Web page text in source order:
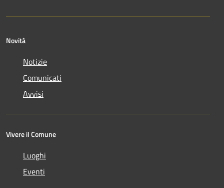
Novità
Notizie
Comunicati
Avvisi
Vivere il Comune
Luoghi
Eventi